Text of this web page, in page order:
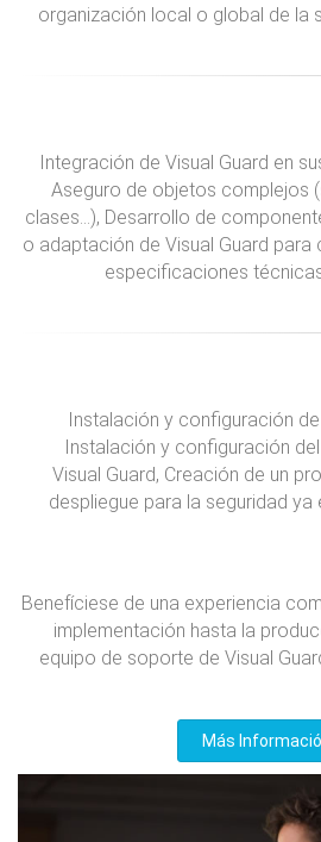
organización local o global de la
Integración de Visual Guard en
Aseguro de objetos complejos
clases…), Desarrollo de
o adaptación de Visual Guard para
especificaciones
Instalación y configuración de
Instalación y configuración
Visual Guard, Creación de un
despliegue para la seguridad ya
Benefíciese de una experiencia
implementación hasta la
equipo de soporte de Visual
Más